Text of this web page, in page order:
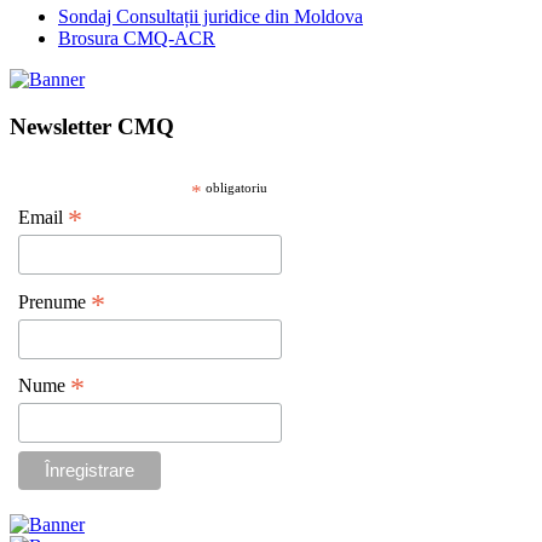
Sondaj Consultații juridice din Moldova
Brosura CMQ-ACR
Newsletter CMQ
* obligatoriu
Email *
Prenume *
Nume *